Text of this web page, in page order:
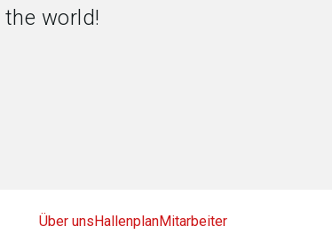
the world!
Über unsHallenplanMitarbeiter